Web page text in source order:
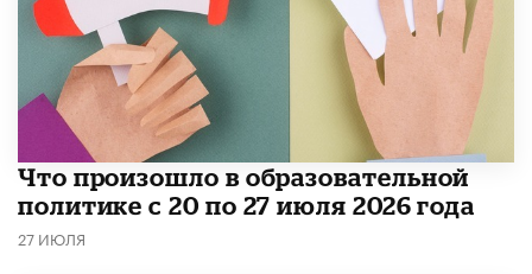
​Что произошло в образовательной
политике с 20 по 27 июля 2026 года
27 ИЮЛЯ